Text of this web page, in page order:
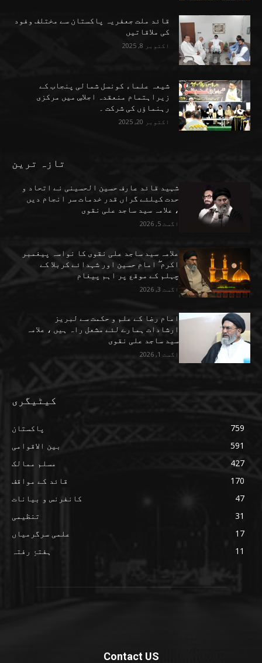
قائد ملت جعفریہ پاکستان سے مختلف وفود
کی ملاقاتیں
اکتوبر 8, 2025
شیعہ علماء کونسل شمالی پنجاب کے
زیراہتمام منعقدہ اجلاسِ میں مرکزی
رہنماؤں کی شرکت ۔
اکتوبر 20, 2025
تازہ ترین
شہید قائد عارف حسین الحسینی نے اتحاد و
حدت کیلئے گراں قدر خدمات سر انجام دیں
، علامہ سید ساجد علی نقوی
اگست 5, 2026
علامہ سید ساجد علی نقوی کا نواسہ پیغمبر
اکرم ۖ امام حسین اور شہدائے کربلا کے
چہلم کے موقع پر اہم پیغام
اگست 3, 2026
امام رضا کے علم و حکمت سے لبریز
ارشادات ہمارے لئے مشعل راہ ہیں ، علامہ
سید ساجد علی نقوی
اگست 1, 2026
کیٹیگری
پاکستان
759
بین الاقوامی
591
مسلم ممالک
427
قائد کے مواقف
170
کانفرنس و بیانات
47
تنظیمی
31
علمی سرگرمیاں
17
ہفتۂِ رفتہ
11
Contact US